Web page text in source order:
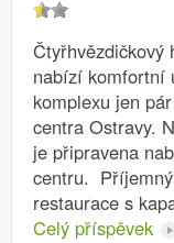
Čtyřhvězdičkový
nabízí komfortní
komplexu jen
centra Ostravy.
je připravena
centru.
restaurace s
Celý příspěvek